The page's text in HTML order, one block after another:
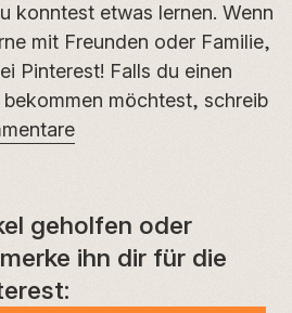
konntest etwas lernen. Wenn
mit Freunden oder Familie,
Pinterest! Falls du einen
möchtest, schreib
geholfen oder
ihn dir für die